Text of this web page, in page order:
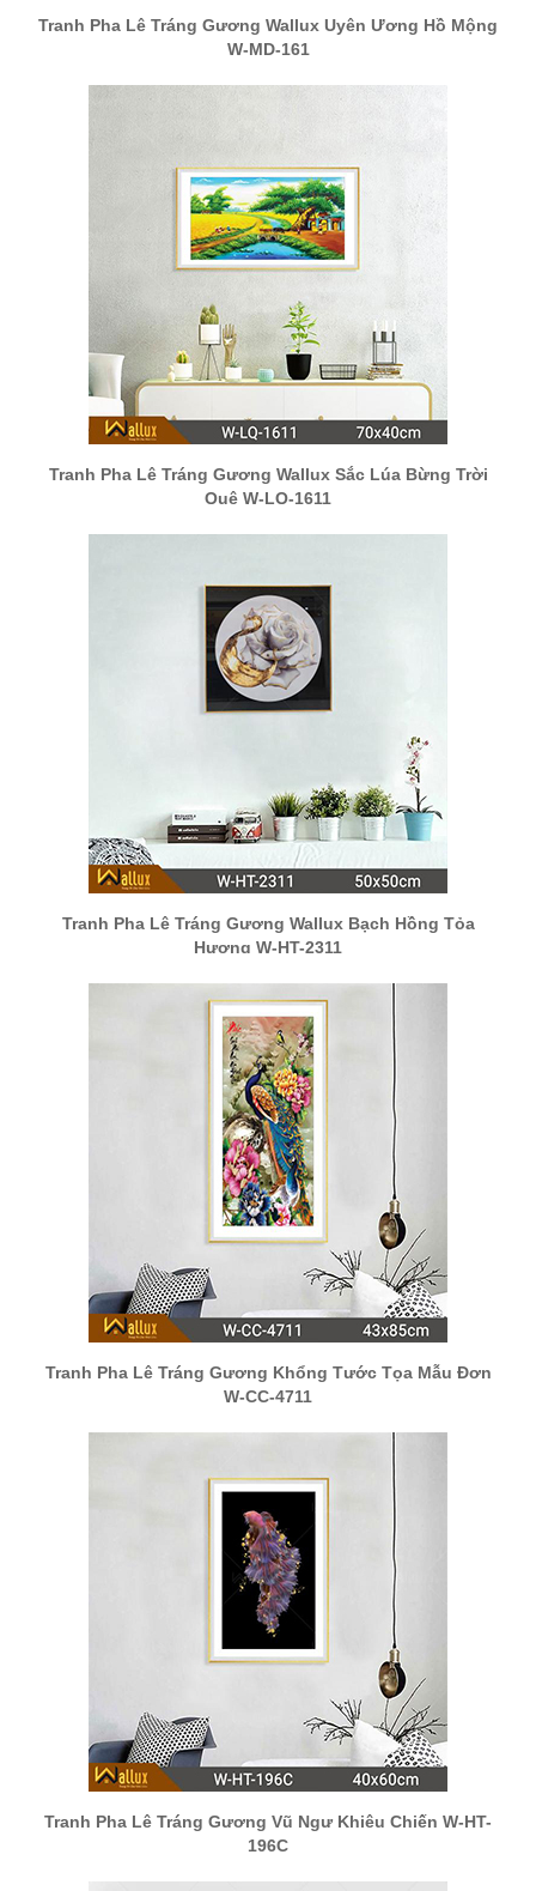
Tranh Pha Lê Tráng Gương Wallux Uyên Ương Hồ Mộng
W-MD-161
Tranh Pha Lê Tráng Gương Wallux Sắc Lúa Bừng Trời
Quê W-LQ-1611
Tranh Pha Lê Tráng Gương Wallux Bạch Hồng Tỏa
Hương W-HT-2311
Tranh Pha Lê Tráng Gương Khổng Tước Tọa Mẫu Đơn
W-CC-4711
Tranh Pha Lê Tráng Gương Vũ Ngư Khiêu Chiến W-HT-
196C